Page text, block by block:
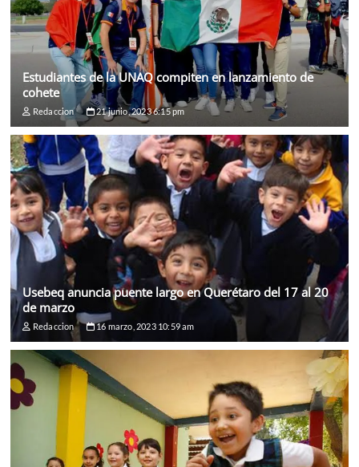
Estudiantes de la UNAQ compiten en lanzamiento de
cohete
Redaccion 21 junio, 2023 6:15 pm
Usebeq anuncia puente largo en Querétaro del 17 al 20
de marzo
Redaccion 16 marzo, 2023 10:59 am